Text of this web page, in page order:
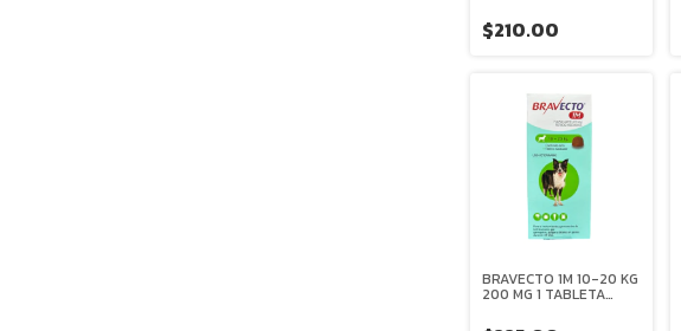
$210.00
BRAVECTO 1M 10-20 KG
200 MG 1 TABLETA